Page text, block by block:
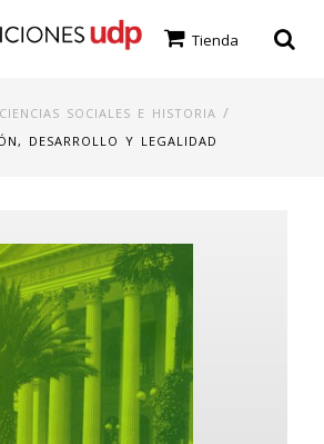
Tienda
CIENCIAS SOCIALES E HISTORIA /
DESARROLLO Y LEGALIDAD